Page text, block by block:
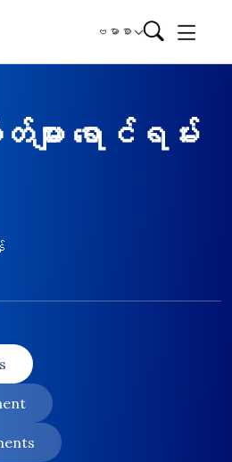
ဗမာစာ
ျား ရောင်ရမ်း